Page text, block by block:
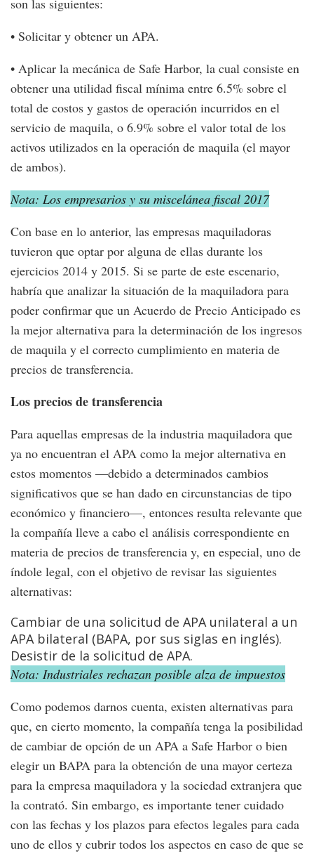
• Solicitar y obtener un APA.
• Aplicar la mecánica de Safe Harbor, la cual consiste en
obtener una utilidad fiscal mínima entre 6.5% sobre el
total de costos y gastos de operación incurridos en el
servicio de maquila, o 6.9% sobre el valor total de los
activos utilizados en la operación de maquila (el mayor
de ambos).
Nota: Los empresarios y su miscelánea fiscal 2017
Con base en lo anterior, las empresas maquiladoras
tuvieron que optar por alguna de ellas durante los
ejercicios 2014 y 2015. Si se parte de este escenario,
habría que analizar la situación de la maquiladora para
poder confirmar que un Acuerdo de Precio Anticipado es
la mejor alternativa para la determinación de los ingresos
de maquila y el correcto cumplimiento en materia de
precios de transferencia.
Los precios de transferencia
Para aquellas empresas de la industria maquiladora que
ya no encuentran el APA como la mejor alternativa en
estos momentos —debido a determinados cambios
significativos que se han dado en circunstancias de tipo
económico y financiero—, entonces resulta relevante que
la compañía lleve a cabo el análisis correspondiente en
materia de precios de transferencia y, en especial, uno de
índole legal, con el objetivo de revisar las siguientes
alternativas:
Cambiar de una solicitud de APA unilateral a un
APA bilateral (BAPA, por sus siglas en inglés).
Desistir de la solicitud de APA.
Nota: Industriales rechazan posible alza de impuestos
Como podemos darnos cuenta, existen alternativas para
que, en cierto momento, la compañía tenga la posibilidad
de cambiar de opción de un APA a Safe Harbor o bien
elegir un BAPA para la obtención de una mayor certeza
para la empresa maquiladora y la sociedad extranjera que
la contrató. Sin embargo, es importante tener cuidado
con las fechas y los plazos para efectos legales para cada
uno de ellos y cubrir todos los aspectos en caso de que se